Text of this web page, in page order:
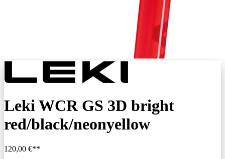
Leki WCR GS 3D bright
red/black/neonyellow
120,00 €**